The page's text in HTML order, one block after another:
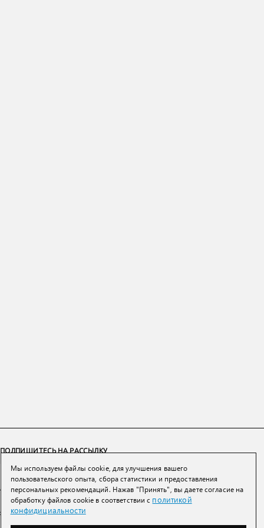
ПОДПИШИТЕСЬ НА РАССЫЛКУ
ПОДПИСАТЬСЯ
Нажимая на кнопку вы соглашаетесь сполитикой конфиденциальности и
обработки персональных данных
Мы используем файлы cookie, для улучшения вашего
пользовательского опыта, сбора статистики и предоставления
персональных рекомендаций. Нажав "Принять", вы даете согласие на
обработку файлов cookie в соответствии с политикой
конфидициальности